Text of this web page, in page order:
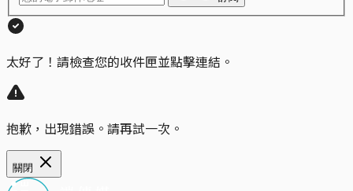
太好了！請檢查您的收件匣並點擊連結。
抱歉，出現錯誤。請再試一次。
關閉